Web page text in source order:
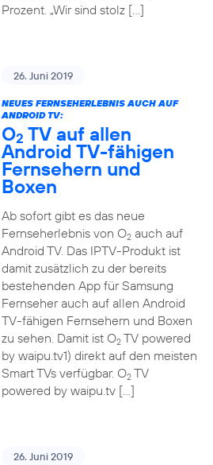
Prozent. „Wir sind stolz […]
26. Juni 2019
NEUES FERNSEHERLEBNIS AUCH AUF
ANDROID TV:
O2 TV auf allen
Android TV-fähigen
Fernsehern und
Boxen
Ab sofort gibt es das neue
Fernseherlebnis von O2auch auf
Android TV. Das IPTV-Produkt ist
damit zusätzlich zu der bereits
bestehenden App für Samsung
Fernseher auch auf allen Android
TV-fähigen Fernsehern und Boxen
zu sehen. Damit ist O2TV powered
by waipu.tv1) direkt auf den meisten
Smart TVs verfügbar. O2TV
powered by waipu.tv […]
26. Juni 2019